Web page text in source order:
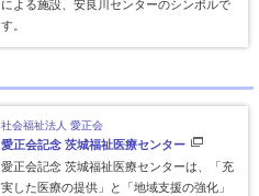
による施設、安良川センターのシンボルで
す。
社会福祉法人 愛正会
愛正会記念 茨城福祉医療センター
愛正会記念 茨城福祉医療センターは、「充
実した医療の提供」と「地域支援の強化」